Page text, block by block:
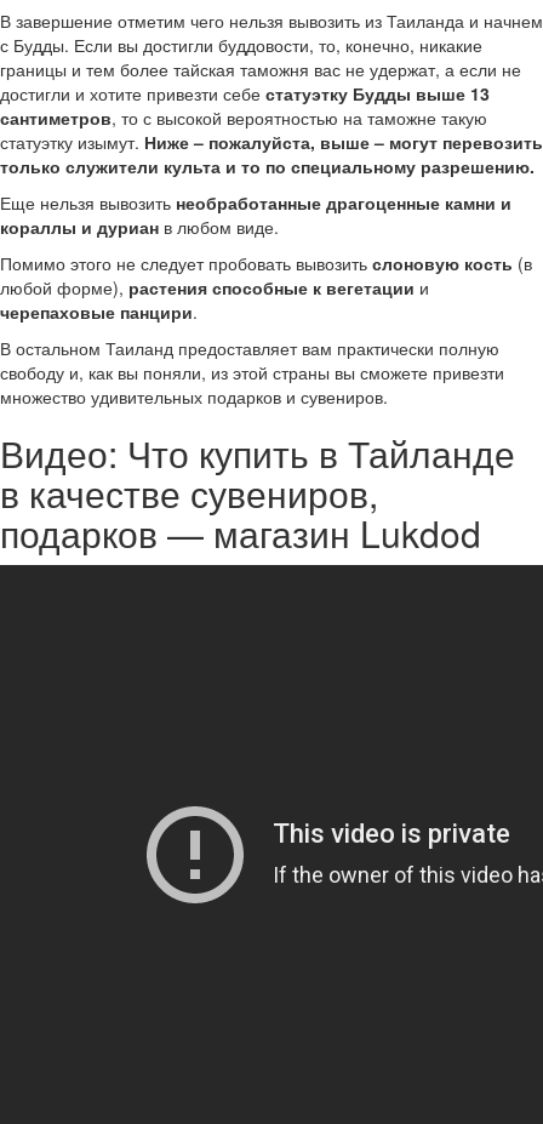
В завершение отметим чего нельзя вывозить из Таиланда и начнем
с Будды. Если вы достигли буддовости, то, конечно, никакие
границы и тем более тайская таможня вас не удержат, а если не
достигли и хотите привезти себе статуэтку Будды выше 13
сантиметров, то с высокой вероятностью на таможне такую
статуэтку изымут. Ниже – пожалуйста, выше – могут перевозить
только служители культа и то по специальному разрешению.
Еще нельзя вывозить необработанные драгоценные камни и
кораллы и дуриан в любом виде.
Помимо этого не следует пробовать вывозить слоновую кость (в
любой форме), растения способные к вегетации и
черепаховые панцири.
В остальном Таиланд предоставляет вам практически полную
свободу и, как вы поняли, из этой страны вы сможете привезти
множество удивительных подарков и сувениров.
Видео: Что купить в Тайланде
в качестве сувениров,
подарков — магазин Lukdod